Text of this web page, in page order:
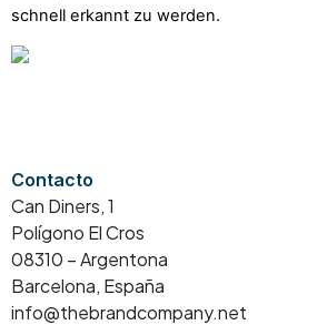
schnell erkannt zu werden.
Contacto
Can Diners, 1
Polígono El Cros
08310 – Argentona
Barcelona, España
info@thebrandcompany.net